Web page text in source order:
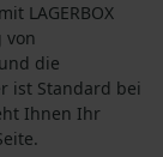
LAGERBOX
von
die
ist Standard bei
Ihnen Ihr